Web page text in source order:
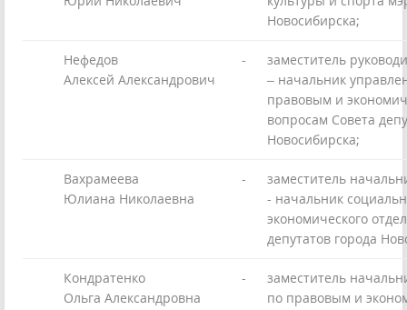
Новосибирска;
Нефедов
Алексей Александрович
-
заместитель
– начальник
правовым и
вопросам Совета
Новосибирска;
Вахрамеева
Юлиана Николаевна
-
заместитель
- начальник
экономического
депутатов города
Кондратенко
Ольга Александровна
-
заместитель
по правовым и